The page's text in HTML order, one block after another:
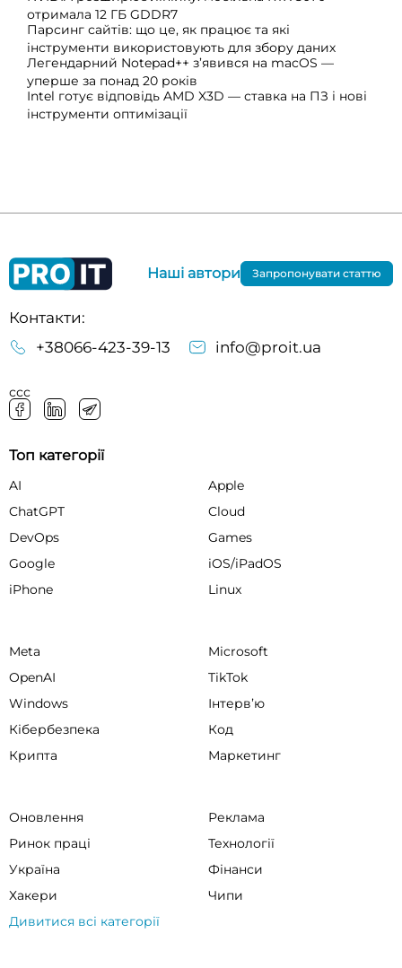
отримала 12 ГБ GDDR7
Парсинг сайтів: що це, як працює та які
інструменти використовують для збору даних
Легендарний Notepad++ з’явився на macOS —
уперше за понад 20 років
Intel готує відповідь AMD X3D — ставка на ПЗ і нові
інструменти оптимізації
Контакти:
+38066-423-39-13
info@proit.ua
ссс
Наші автори Запропонувати статтю
Топ категорії
AI
Apple
ChatGPT
Cloud
DevOps
Games
Google
iOS/iPadOS
iPhone
Linux
Meta
Microsoft
OpenAI
TikTok
Windows
Інтервʼю
Кібербезпека
Код
Крипта
Маркетинг
Оновлення
Реклама
Ринок праці
Технології
Україна
Фінанси
Хакери
Чипи
Дивитися всі категорії